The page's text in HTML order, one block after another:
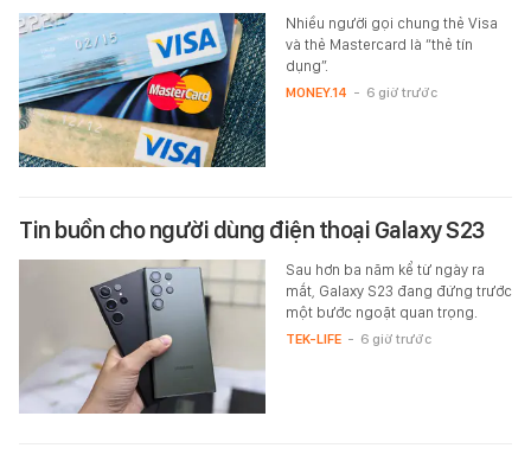
Nhiều người gọi chung thẻ Visa
và thẻ Mastercard là “thẻ tín
dụng”.
MONEY.14 - 6 giờ trước
Tin buồn cho người dùng điện thoại Galaxy S23
Sau hơn ba năm kể từ ngày ra
mắt, Galaxy S23 đang đứng trước
một bước ngoặt quan trọng.
TEK-LIFE - 6 giờ trước